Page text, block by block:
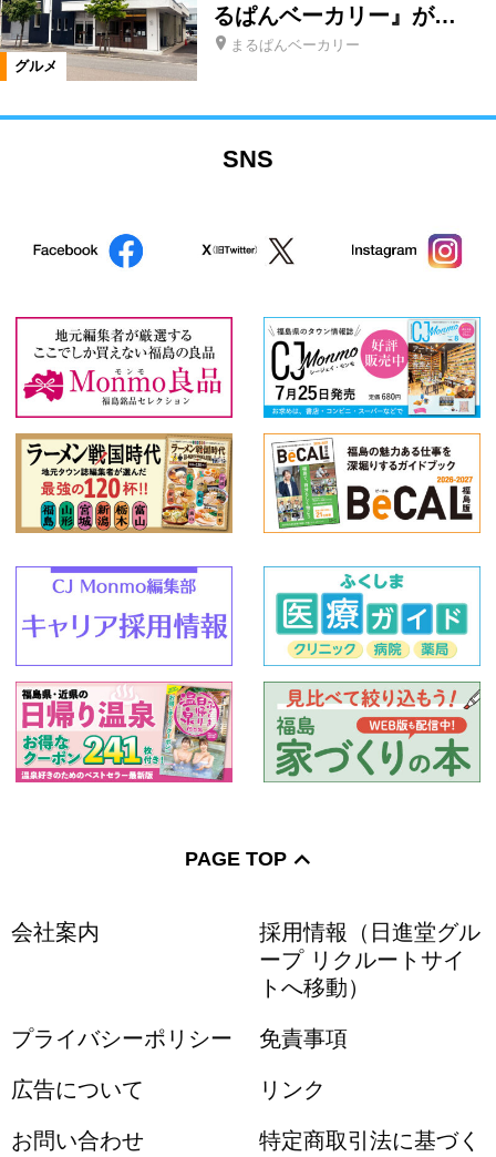
グルメ
るぱんベーカリー』が…
まるぱんベーカリー
SNS
PAGE TOP
会社案内
採用情報（日進堂グル
ープ リクルートサイ
トへ移動）
プライバシーポリシー 免責事項
広告について リンク
お問い合わせ
特定商取引法に基づく